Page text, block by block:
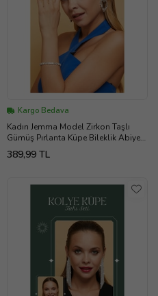
Kargo Bedava
Kadın Jemma Model Zirkon Taşlı
Gümüş Pırlanta Küpe Bileklik Abiye
Düğün Nişan Kına Gelin Takı Seti
389,99 TL